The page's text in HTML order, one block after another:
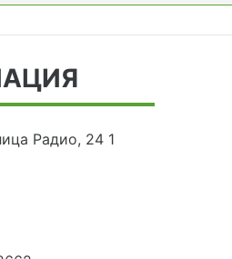
Радио, 24 1